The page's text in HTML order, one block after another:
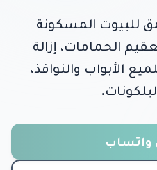
المسكونة
الحمامات، إزالة
الأبواب والنوافذ،
واتساب